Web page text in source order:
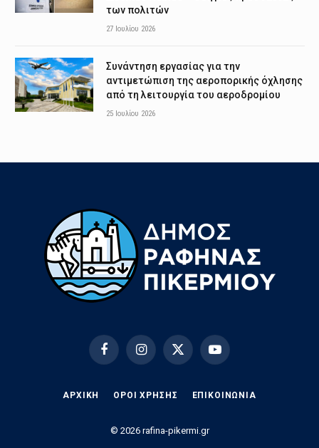
των πολιτών
27 Ιουλίου 2026
Συνάντηση εργασίας για την
αντιμετώπιση της αεροπορικής όχλησης
από τη λειτουργία του αεροδρομίου
25 Ιουλίου 2026
FacebookInstagramX
YouTube
ΑΡΧΙΚΗ ΟΡΟΙ ΧΡΗΣΗΣ EΠΙΚΟΙΝΩΝΊΑ
© 2026 rafina-pikermi.gr